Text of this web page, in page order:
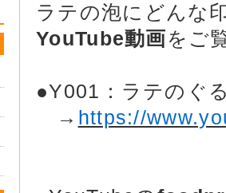
ラテの泡にどんな
YouTube動画をご
●Y001：ラテのぐ
→ https://